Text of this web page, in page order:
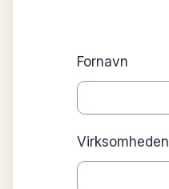
Fornavn
Virksomheden